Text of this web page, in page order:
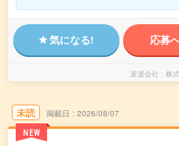
気になる! 応募
派遣会社 株
未読
NEW
掲載日 2026/08/07